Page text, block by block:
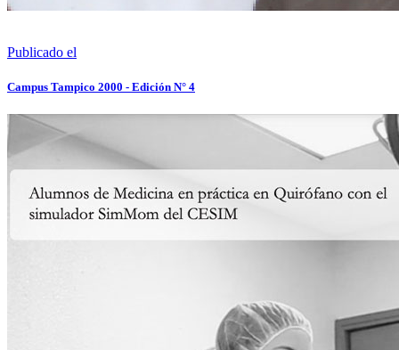
Publicado el
Campus Tampico 2000 - Edición N° 4